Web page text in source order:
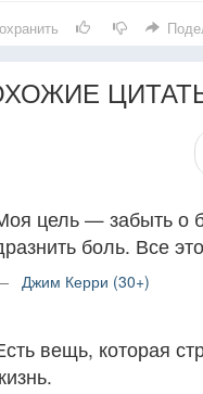
цель — забыть о
боль. Все
Джим Керри (30+)
вещь, которая